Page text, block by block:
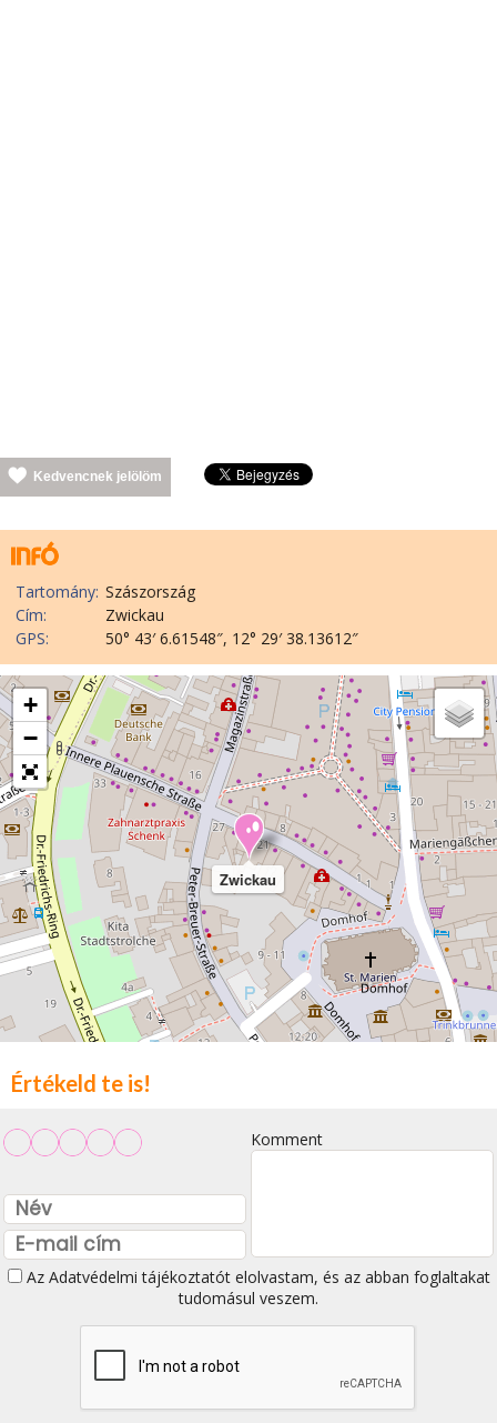
Kedvencnek jelölöm
Tartomány: Szászország
Cím:
Zwickau
GPS:
50° 43′ 6.61548″, 12° 29′ 38.13612″
Zwickau
+
−
Értékeld te is!
Komment
Az Adatvédelmi tájékoztatótelolvastam, és az abban foglaltakat
tudomásul veszem.